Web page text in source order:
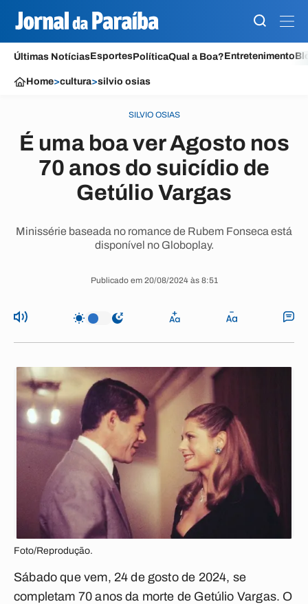
Últimas NotíciasEsportesPolíticaQual a Boa?Entretenimento
Home>cultura>silvio osias
SILVIO OSIAS
É uma boa ver Agosto nos
70 anos do suicídio de
Getúlio Vargas
Minissérie baseada no romance de Rubem Fonseca está
disponível no Globoplay.
Publicado em 20/08/2024 às 8:51
Foto/Reprodução.
Sábado que vem, 24 de gosto de 2024, se
completam 70 anos da morte de Getúlio Vargas. O